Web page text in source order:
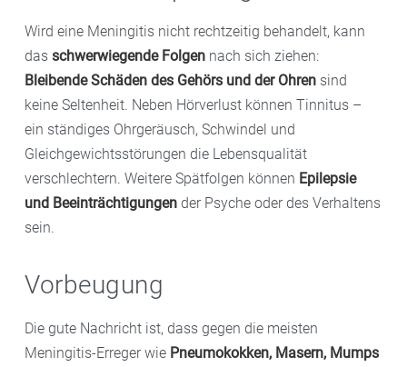
Wird eine Meningitis nicht rechtzeitig behandelt, kann
das schwerwiegende Folgen nach sich ziehen:
Bleibende Schäden des Gehörs und der Ohren sind
keine Seltenheit. Neben Hörverlust können Tinnitus –
ein ständiges Ohrgeräusch, Schwindel und
Gleichgewichtsstörungen die Lebensqualität
verschlechtern. Weitere Spätfolgen können Epilepsie
und Beeinträchtigungen der Psyche oder des Verhaltens
sein.
Vorbeugung
Die gute Nachricht ist, dass gegen die meisten
Meningitis-Erreger wie Pneumokokken, Masern, Mumps